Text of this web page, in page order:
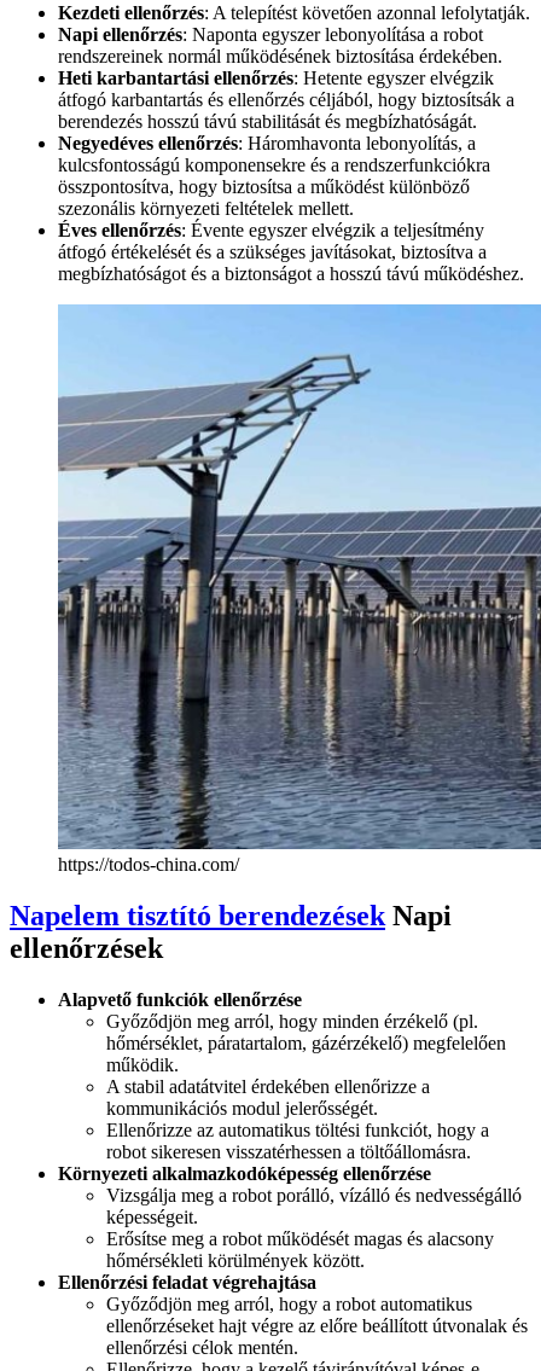
Kezdeti ellenőrzés: A telepítést követően azonnal lefolytatják.
Napi ellenőrzés: Naponta egyszer lebonyolítása a robot
rendszereinek normál működésének biztosítása érdekében.
Heti karbantartási ellenőrzés: Hetente egyszer elvégzik
átfogó karbantartás és ellenőrzés céljából, hogy biztosítsák a
berendezés hosszú távú stabilitását és megbízhatóságát.
Negyedéves ellenőrzés: Háromhavonta lebonyolítás, a
kulcsfontosságú komponensekre és a rendszerfunkciókra
összpontosítva, hogy biztosítsa a működést különböző
szezonális környezeti feltételek mellett.
Éves ellenőrzés: Évente egyszer elvégzik a teljesítmény
átfogó értékelését és a szükséges javításokat, biztosítva a
megbízhatóságot és a biztonságot a hosszú távú működéshez.
https://todos-china.com/
Napelem tisztító berendezések Napi
ellenőrzések
Alapvető funkciók ellenőrzése
Győződjön meg arról, hogy minden érzékelő (pl.
hőmérséklet, páratartalom, gázérzékelő) megfelelően
működik.
A stabil adatátvitel érdekében ellenőrizze a
kommunikációs modul jelerősségét.
Ellenőrizze az automatikus töltési funkciót, hogy a
robot sikeresen visszatérhessen a töltőállomásra.
Környezeti alkalmazkodóképesség ellenőrzése
Vizsgálja meg a robot porálló, vízálló és nedvességálló
képességeit.
Erősítse meg a robot működését magas és alacsony
hőmérsékleti körülmények között.
Ellenőrzési feladat végrehajtása
Győződjön meg arról, hogy a robot automatikus
ellenőrzéseket hajt végre az előre beállított útvonalak és
ellenőrzési célok mentén.